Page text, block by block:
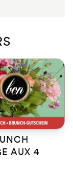
AUX 4